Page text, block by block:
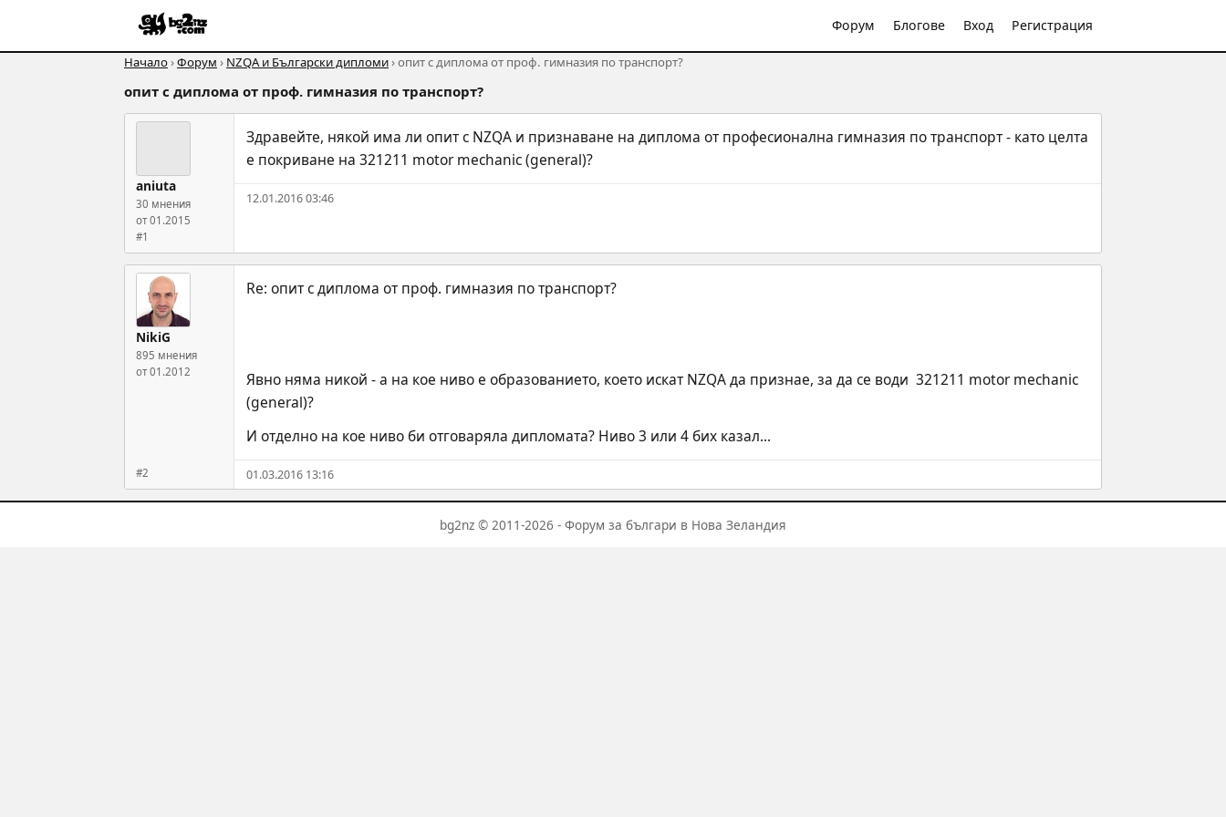
Форум Блогове Вход Регистрация
Начало›Форум › NZQA и Български дипломи› опит с диплома от проф. гимназия по транспорт?
опит с диплома от проф. гимназия по транспорт?
aniuta
30 мнения
от 01.2015
#1
Здравейте, някой има ли опит с NZQA и признаване на диплома от професионална гимназия по транспорт - като целта
е покриване на 321211 motor mechanic (general)?
12.01.2016 03:46
NikiG
895 мнения
от 01.2012
#2
Явно няма никой - а на кое ниво е образованието, което искат NZQA да признае, за да се води  321211 motor mechanic
(general)?
И отделно на кое ниво би отговаряла дипломата? Ниво 3 или 4 бих казал...
01.03.2016 13:16
bg2nz © 2011-2026 - Форум за българи в Нова Зеландия